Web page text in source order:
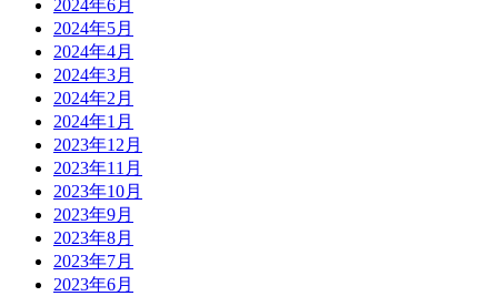
2024年6月
2024年5月
2024年4月
2024年3月
2024年2月
2024年1月
2023年12月
2023年11月
2023年10月
2023年9月
2023年8月
2023年7月
2023年6月